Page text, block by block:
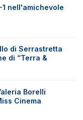
nell'amichevole
di Serrastretta
di “Terra &
Borelli
Cinema